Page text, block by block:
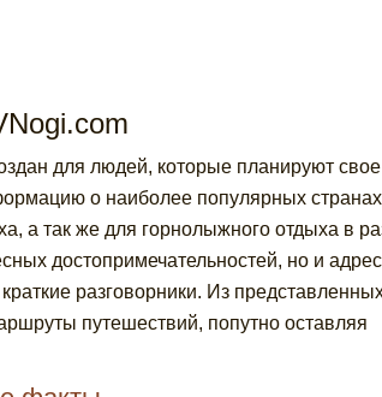
для людей, которые планируют свое
о наиболее популярных
а так же для горнолыжного отдыха в
достопримечательностей, но и
разговорники. Из
путешествий, попутно оставляя